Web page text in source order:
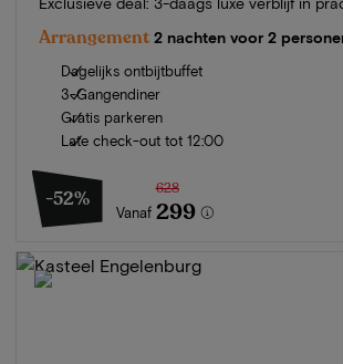
Arrangement 2 nachten voor 2
Dagelijks ontbijtbuffet
3-Gangendiner
Gratis parkeren
Late check-out tot 12:00
-52%
Vanaf
628
299